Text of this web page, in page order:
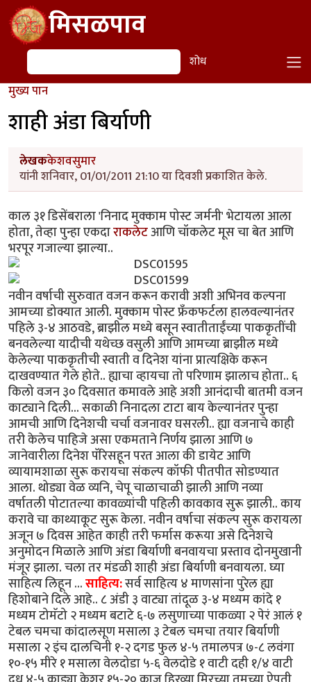
Skip to main contentमिसळपाव
शोध शोध
मुख्य पान
शाही अंडा बिर्याणी
लेखककेशवसुमार
यांनी शनिवार, 01/01/2011 21:10 या दिवशी प्रकाशित केले.
काल ३१ डिसेंबराला 'निनाद मुक्काम पोस्ट जर्मनी' भेटायला आला
होता, तेव्हा पुन्हा एकदाराकलेटआणि चॉकलेट मूस चा बेत आणि
भरपूर गजाल्या झाल्या..
नवीन वर्षाची सुरुवात वजन करून करावी अशी अभिनव कल्पना
आमच्या डोक्यात आली. मुक्काम पोस्ट फ्रँकफर्टला हालवल्यानंतर
पहिले ३-४ आठवडे, ब्राझील मध्ये बसून स्वातीताईंच्या पाककृतींची
बनवलेल्या यादीची यथेच्छ वसुली आणि आमच्या ब्राझील मध्ये
केलेल्या पाककृतीची स्वाती व दिनेश यांना प्रात्यक्षिके करून
दाखवण्यात गेले होते.. ह्याचा व्हायचा तो परिणाम झालाच होता.. ६
किलो वजन ३० दिवसात कमावले आहे अशी आनंदाची बातमी वजन
काट्याने दिली... सकाळी निनादला टाटा बाय केल्यानंतर पुन्हा
आमची आणि दिनेशची चर्चा वजनावर घसरली.. ह्या वजनाचे काही
तरी केलेच पाहिजे असा एकमताने निर्णय झाला आणि ७
जानेवारीला दिनेश पॅरिसहून परत आला की डायेट आणि
व्यायामशाळा सुरू करायचा संकल्प कॉफी पीतपीत सोडण्यात
आला. थोड्या वेळ व्यनि, चेपू चाळाचाळी झाली आणि नव्या
वर्षातली पोटातल्या कावळ्यांची पहिली कावकाव सुरू झाली.. काय
करावे चा काथ्याकूट सुरू केला. नवीन वर्षाचा संकल्प सुरू करायला
अजून ७ दिवस आहेत काही तरी फर्मास करूया असे दिनेशचे
अनुमोदन मिळाले आणि अंडा बिर्याणी बनवायचा प्रस्ताव दोनमुखानी
मंजूर झाला. चला तर मंडळी शाही अंडा बिर्याणी बनवायला. घ्या
साहित्य लिहून ...साहित्य:सर्व साहित्य ४ माणसांना पुरेल ह्या
हिशोबाने दिले आहे.. ८ अंडी ३ वाट्या तांदूळ ३-४ मध्यम कांदे १
मध्यम टोमॅटो २ मध्यम बटाटे ६-७ लसुणाच्या पाकळ्या २ पेरं आलं १
टेबल चमचा कांदालसूण मसाला ३ टेबल चमचा तयार बिर्याणी
मसाला २ इंच दालचिनी १-२ दगड फुल ४-५ तमालपत्र ७-८ लवंगा
१०-१५ मीरे १ मसाला वेलदोडा ५-६ वेलदोडे १ वाटी दही १/४ वाटी